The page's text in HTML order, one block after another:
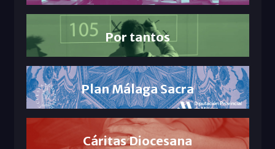
Por tantos
Plan Málaga Sacra
Cáritas Diocesana